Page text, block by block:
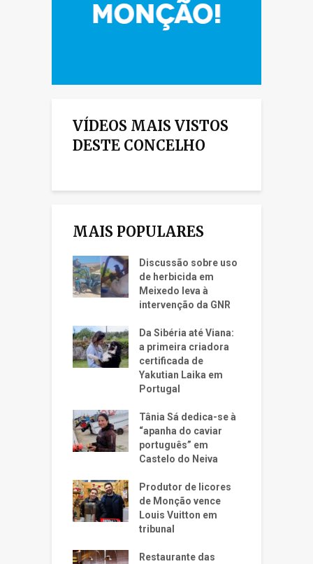
VÍDEOS MAIS VISTOS
DESTE CONCELHO
MAIS POPULARES
Discussão sobre uso
de herbicida em
Meixedo leva à
intervenção da GNR
Da Sibéria até Viana:
a primeira criadora
certificada de
Yakutian Laika em
Portugal
Tânia Sá dedica-se à
“apanha do caviar
português” em
Castelo do Neiva
Produtor de licores
de Monção vence
Louis Vuitton em
tribunal
Restaurante das